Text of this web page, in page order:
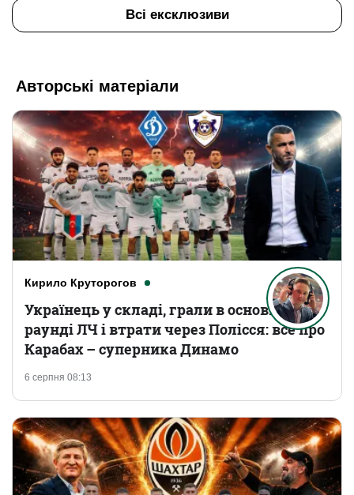
Всі ексклюзиви
Авторські матеріали
Кирило Круторогов
6 серпня 08:13
Українець у складі, грали в основному
раунді ЛЧ і втрати через Полісся: все про
Карабах – суперника Динамо